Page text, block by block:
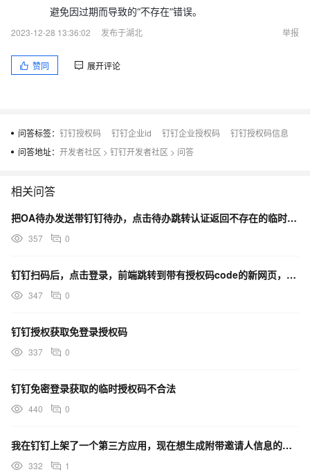
避免因过期而导致的“不存在”错误。
2023-12-28 13:36:02
发布于湖北 举报
赞同 展开评论
问答标签： 钉钉授权码 钉钉企业id 钉钉企业授权码
钉钉授权码信息
问答地址： 开发者社区 > 钉钉开发者社区 > 问答
相关问答
把OA待办发送带钉钉待办，点击待办跳转认证返回不存在的临时授权码
357 0
钉钉扫码后，点击登录，前端跳转到带有授权码code的新网页，我如何能获取到这个新网页中的code
347 0
钉钉授权获取免登录授权码
337 0
钉钉免密登录获取的临时授权码不合法
440 0
我在钉钉上架了一个第三方应用，现在想生成附带邀请人信息的动态二维码
332 1